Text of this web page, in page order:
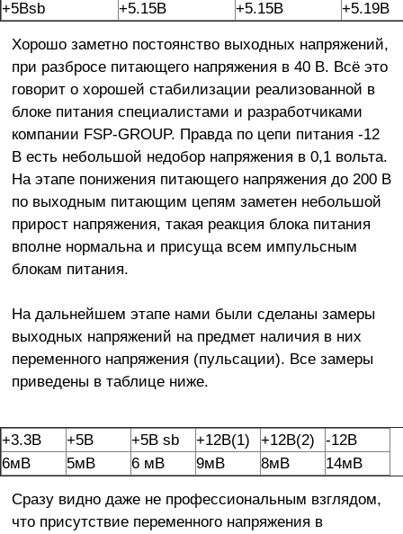
+5Вsb +5.15В +5.15В
+5.19В
Хорошо заметно постоянство выходных напряжений,
при разбросе питающего напряжения в 40 В. Всё это
говорит о хорошей стабилизации реализованной в
блоке питания специалистами и разработчиками
компании FSP-GROUP. Правда по цепи питания -12
В есть небольшой недобор напряжения в 0,1 вольта.
На этапе понижения питающего напряжения до 200 В
по выходным питающим цепям заметен небольшой
прирост напряжения, такая реакция блока питания
вполне нормальна и присуща всем импульсным
блокам питания.
На дальнейшем этапе нами были сделаны замеры
выходных напряжений на предмет наличия в них
переменного напряжения (пульсации). Все замеры
приведены в таблице ниже.
+3.3В +5В +5В sb +12В(1) +12В(2)
-12В
6мВ
5мВ 6 мВ 9мВ 8мВ
14мВ
Сразу видно даже не профессиональным взглядом,
что присутствие переменного напряжения в